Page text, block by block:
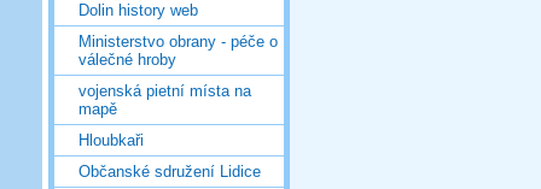
Dolin history web
Ministerstvo obrany - péče o
válečné hroby
vojenská pietní místa na
mapě
Hloubkaři
Občanské sdružení Lidice